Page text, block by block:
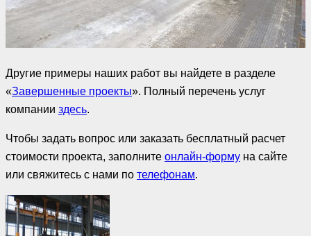
Другие примеры наших работ вы найдете в разделе
«Завершенные проекты». Полный перечень услуг
компании здесь.
Чтобы задать вопрос или заказать бесплатный расчет
стоимости проекта, заполните онлайн-форму на сайте
или свяжитесь с нами по телефонам.